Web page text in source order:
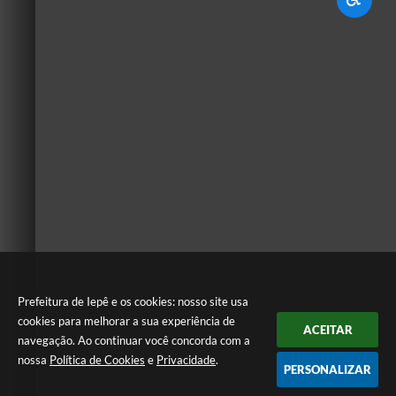
Prefeitura de Iepê e os cookies: nosso site usa
cookies para melhorar a sua experiência de
navegação. Ao continuar você concorda com a
nossa Política de Cookies e Privacidade.
ACEITAR
PERSONALIZAR